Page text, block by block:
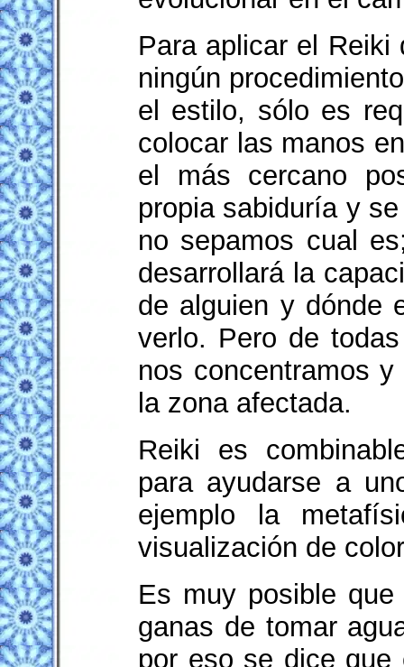
Para aplicar el Reiki
ningún
el estilo, sólo es
colocar las manos
el más cercano
propia sabiduría y
no sepamos cual
desarrollará la
de alguien y dónde
verlo. Pero de
nos concentramos
la zona afectada.
Reiki es
para ayudarse a
ejemplo la
visualización de
Es muy posible
ganas de tomar
por eso se dice